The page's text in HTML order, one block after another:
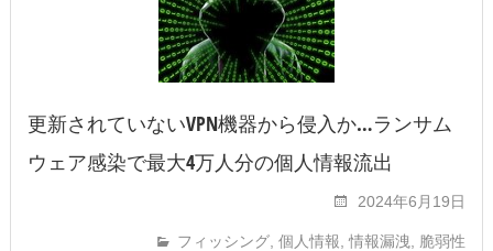
更新されていないVPN機器から侵入か…ランサム
ウェア感染で最大4万人分の個人情報流出
2024年6月19日
フィッシング ,個人情報 ,情報漏洩 脆弱性